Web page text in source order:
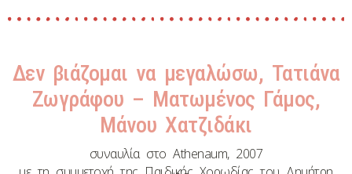
Δεν βιάζομαι να μεγαλώσω, Τατιάνα
Ζωγράφου – Ματωμένος Γάμος,
Μάνου Χατζιδάκι
συναυλία στο Athenaum, 2007